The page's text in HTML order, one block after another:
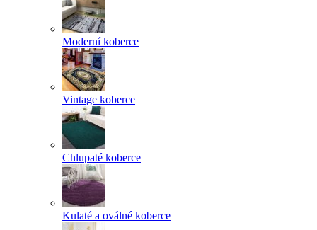
Moderní koberce
Vintage koberce
Chlupaté koberce
Kulaté a oválné koberce